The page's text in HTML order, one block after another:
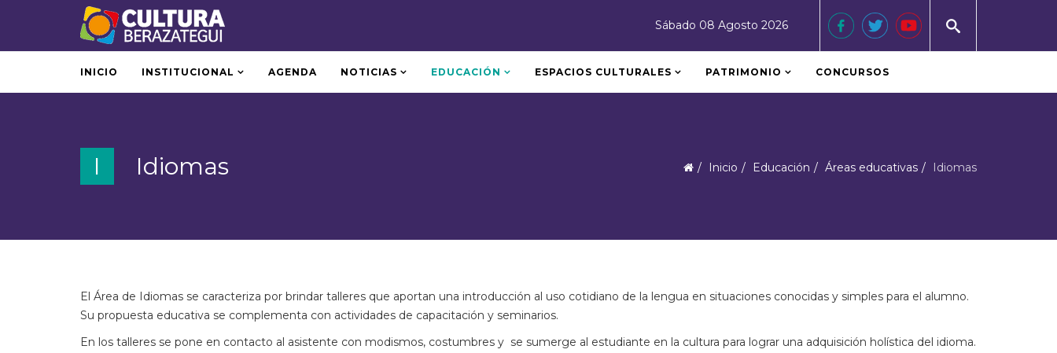
Sábado 08 Agosto 2026
INICIO INSTITUCIONAL AGENDA NOTICIAS EDUCACIÓN ESPACIOS CULTURALES PATRIMONIO CONCURSOS
I Idiomas Inicio Educación Áreas educativas Idiomas
El Área de Idiomas se caracteriza por brindar talleres que aportan una introducción al uso cotidiano de la lengua en situaciones conocidas y simples para el alumno.
Su propuesta educativa se complementa con actividades de capacitación y seminarios.
En los talleres se pone en contacto al asistente con modismos, costumbres y se sumerge al estudiante en la cultura para lograr una adquisición holística del idioma.